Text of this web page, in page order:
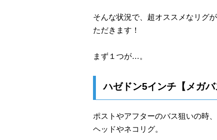
そんな状況で、超オススメなリグ
ただきます！
まず１つが…。
ハゼドン5インチ【メガ
ポストやアフターのバス狙いの時
ヘッドやネコリグ。